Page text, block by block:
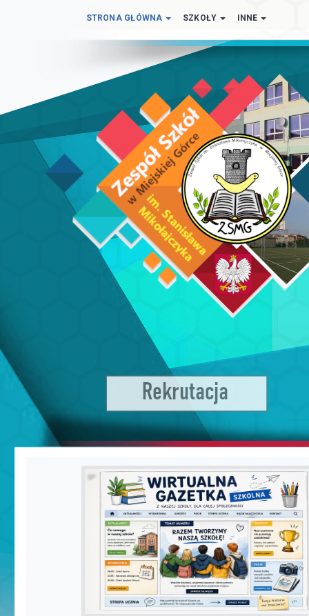
STRONA GŁÓWNA SZKOŁY INNE